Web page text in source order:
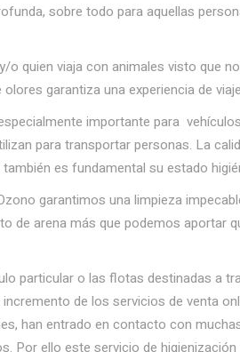
sobre todo para aquellas
quien viaja con animales visto que
garantiza una experiencia de
importante para
para transportar personas. La
es fundamental su estado
garantimos una limpieza
de arena más que podemos aportar
particular o las flotas destinadas a
de los servicios de venta
han entrado en contacto con
Por ello este servicio de